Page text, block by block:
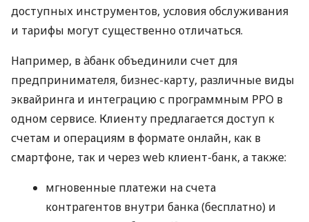
доступных инструментов, условия обслуживания
и тарифы могут существенно отличаться.
Например, в àбанк объединили счет для
предпринимателя, бизнес-карту, различные виды
эквайринга и интеграцию с программным РРО в
одном сервисе. Клиенту предлагается доступ к
счетам и операциям в формате онлайн, как в
смартфоне, так и через web клиент-банк, а также:
мгновенные платежи на счета
контрагентов внутри банка (бесплатно) и